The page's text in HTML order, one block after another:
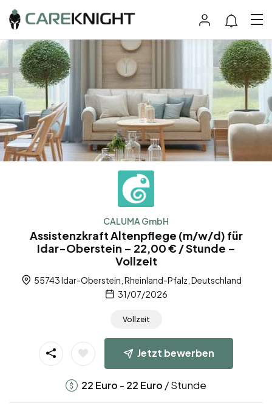
CALUMA GmbH
Assistenzkraft Altenpflege (m/w/d) für
Idar-Oberstein – 22,00 € / Stunde –
Vollzeit
55743 Idar-Oberstein, Rheinland-Pfalz, Deutschland
31/07/2026
Vollzeit
Jetzt bewerben
22 Euro - 22 Euro / Stunde